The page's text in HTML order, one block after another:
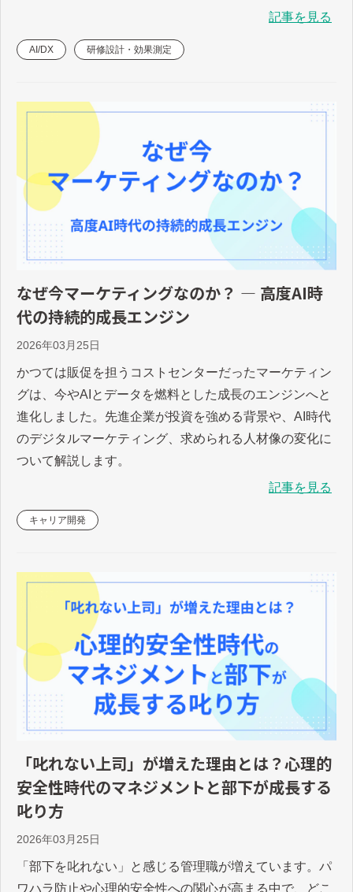
記事を見る
AI/DX 研修設計・効果測定
なぜ今マーケティングなのか？ ― 高度AI時
代の持続的成長エンジン
2026年03月25日
かつては販促を担うコストセンターだったマーケティン
グは、今やAIとデータを燃料とした成長のエンジンへと
進化しました。先進企業が投資を強める背景や、AI時代
のデジタルマーケティング、求められる人材像の変化に
ついて解説します。
記事を見る
キャリア開発
「叱れない上司」が増えた理由とは？心理的
安全性時代のマネジメントと部下が成長する
叱り方
2026年03月25日
「部下を叱れない」と感じる管理職が増えています。パ
ワハラ防止や心理的安全性への関心が高まる中で、どこ